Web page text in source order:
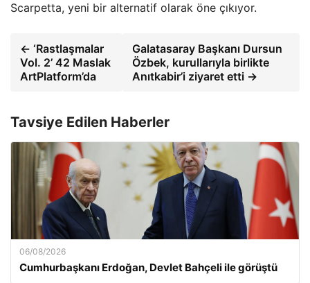
Scarpetta, yeni bir alternatif olarak öne çıkıyor.
← ‘Rastlaşmalar
Vol. 2’ 42 Maslak
ArtPlatform’da
Galatasaray Başkanı Dursun
Özbek, kurullarıyla birlikte
Anıtkabir’i ziyaret etti →
Tavsiye Edilen Haberler
06/08/2026
Cumhurbaşkanı Erdoğan, Devlet Bahçeli ile görüştü